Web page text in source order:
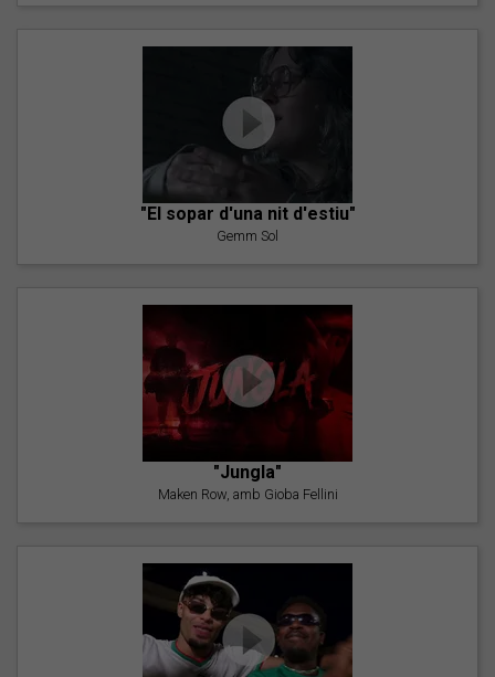
"El sopar d'una nit d'estiu"
Gemm Sol
"Jungla"
Maken Row, amb Gioba Fellini